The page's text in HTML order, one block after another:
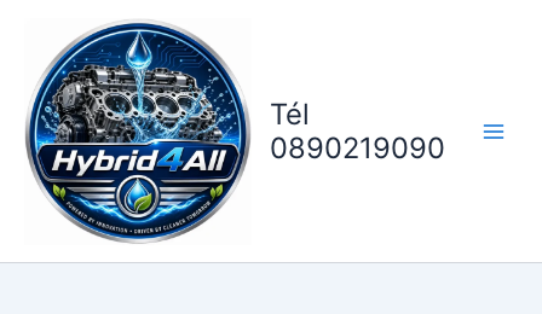
contenu
Tél
0890219090